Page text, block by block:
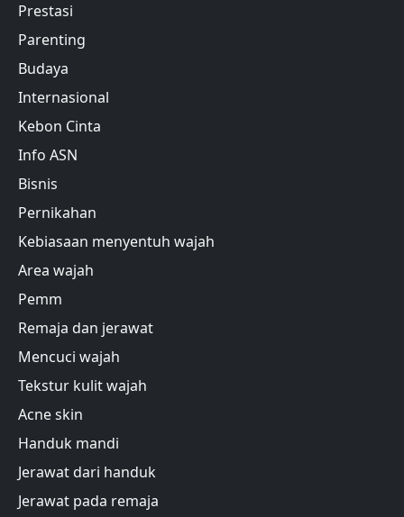
Prestasi
Parenting
Budaya
Internasional
Kebon Cinta
Info ASN
Bisnis
Pernikahan
Kebiasaan menyentuh wajah
Area wajah
Pemm
Remaja dan jerawat
Mencuci wajah
Tekstur kulit wajah
Acne skin
Handuk mandi
Jerawat dari handuk
Jerawat pada remaja